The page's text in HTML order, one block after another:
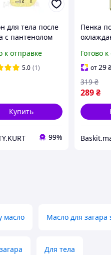
для тела после
с пантенолом
к отправке
5.0 (1)
Купить
99%
Пенка
170 мл
Готово
от29₴
289₴
319 ₴
масло Масло для
Для тела